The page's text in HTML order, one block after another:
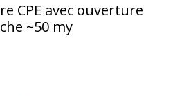
CPE avec ouverture
~50 my